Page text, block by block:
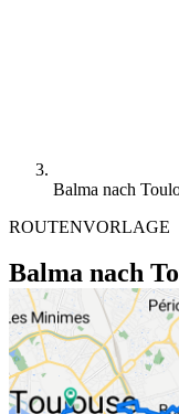
Balma nach
ROUTENVORLAGE
Balma nach